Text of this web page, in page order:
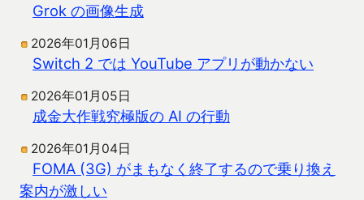
Grok の画像生成
2026年01月06日
Switch 2 では YouTube アプリが動かない
2026年01月05日
成金大作戦究極版の AI の行動
2026年01月04日
FOMA (3G) がまもなく終了するので乗り換え
案内が激しい